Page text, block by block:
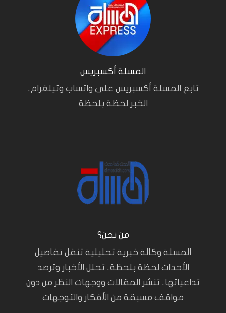
المسلة أكسبريس
تابع المسلة أكسبريس على واتساب وتيلغرام..
الخبر لحظة بلحظة
من نحن؟
المسلة وكالة خبرية تحليلية تنقل تفاصيل
الأحداث لحظة بلحظة.. تحلل الأخبار وترصد
تداعياتها.. تنشر المقالات ووجهات النظر من دون
مواقف مسبقة من الأفكار والتوجهات